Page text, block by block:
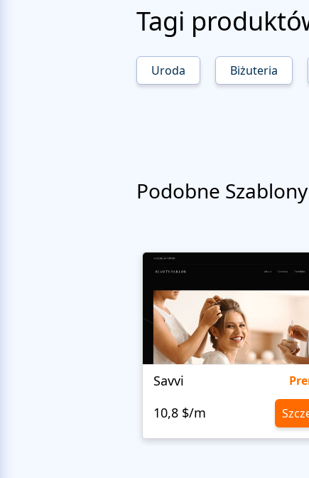
Tagi
Uroda Biżuteria
Podobne Szablony
Savvi
10,8 $/m